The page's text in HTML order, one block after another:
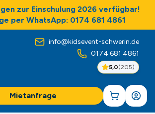
zur Einschulung 2026 verfügbar!
per WhatsApp: 0174 681 4861
info@kidsevent-schwerin.de
0174 681 4861
5,0(205)
Mietanfrage